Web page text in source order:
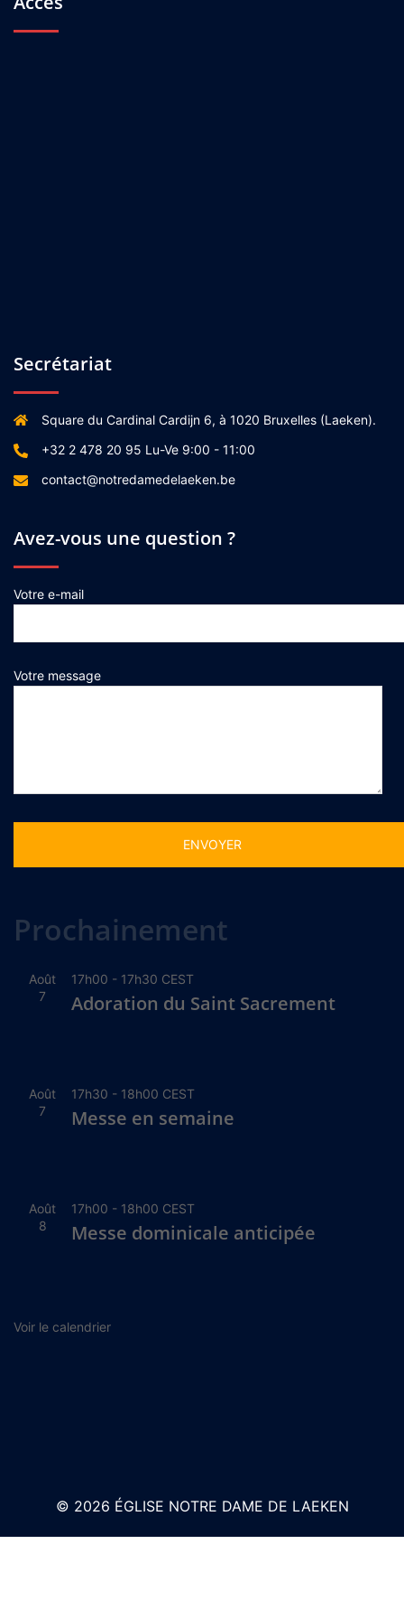
Secrétariat
Square du Cardinal Cardijn 6, à 1020 Bruxelles (Laeken).
+32 2 478 20 95 Lu-Ve 9:00 - 11:00
contact@notredamedelaeken.be
Avez-vous une question ?
Votre e-mail
Votre message
Prochainement
Août
7
17h00 - 17h30 CEST
Adoration du Saint Sacrement
Août
7
17h30 - 18h00 CEST
Messe en semaine
Août
8
17h00 - 18h00 CEST
Messe dominicale anticipée
Voir le calendrier
© 2026 ÉGLISE NOTRE DAME DE LAEKEN